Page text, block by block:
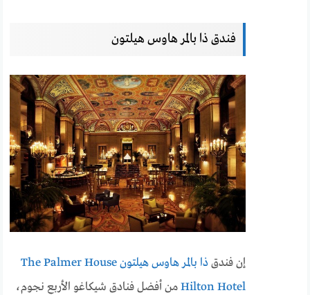
فندق ذا بالمر هاوس هيلتون
إن فندق
ذا بالمر هاوس هيلتون The Palmer House
Hilton Hotelمن أفضل فنادق شيكاغو الأربع نجوم،